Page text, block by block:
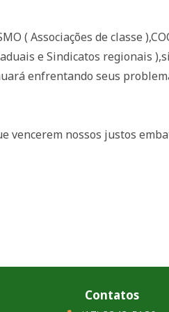
( Associações de classe
e Sindicatos regionais
enfrentando seus
vencerem nossos justos
Contatos